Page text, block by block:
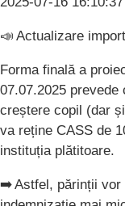
📣 Actualizare
Forma finală a
07.07.2025
creștere copil (dar
va reține CASS de
instituția plătitoare.
➡️ Astfel, părinții vor